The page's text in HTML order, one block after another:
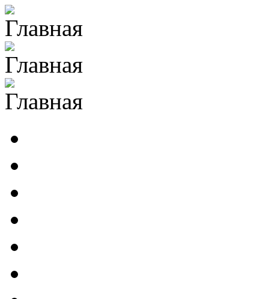
Перейти к основному содержанию